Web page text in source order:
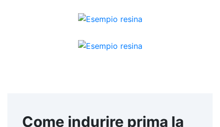
Come indurire prima la